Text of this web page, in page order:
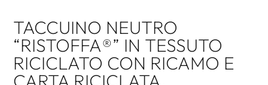
TACCUINO NEUTRO
“RISTOFFA®” IN TESSUTO
RICICLATO CON RICAMO E